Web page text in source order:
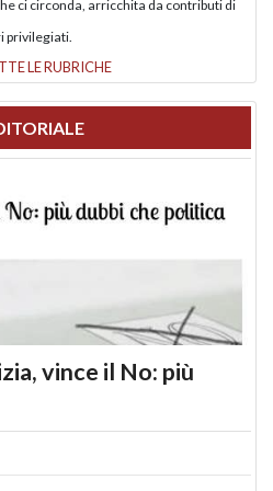
ci circonda, arricchita da contributi di
privilegiati.
LE RUBRICHE
vince il No: più